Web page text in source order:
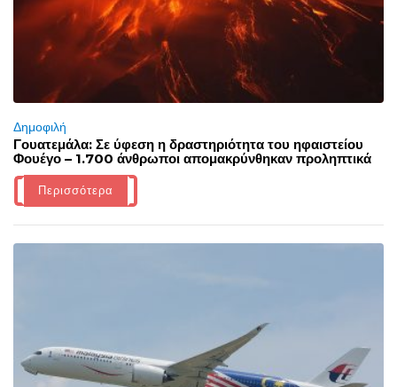
Δημοφιλή
Γουατεμάλα: Σε ύφεση η δραστηριότητα του ηφαιστείου
Φουέγο – 1.700 άνθρωποι απομακρύνθηκαν προληπτικά
Περισσότερα